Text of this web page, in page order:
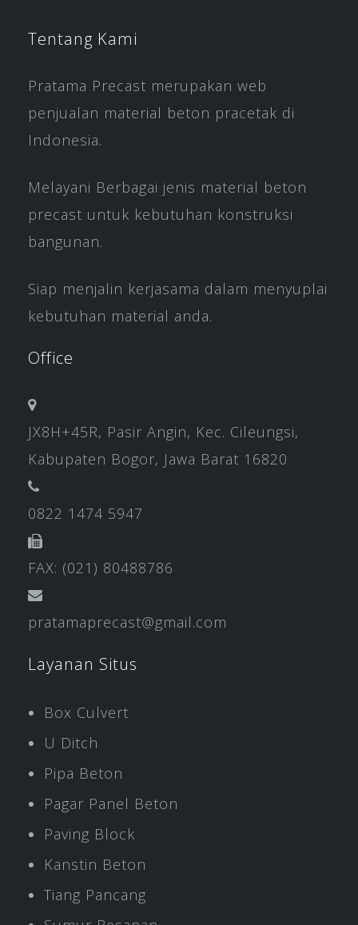
Tentang Kami
Pratama Precast merupakan web
penjualan material beton pracetak di
Indonesia.
Melayani Berbagai jenis material beton
precast untuk kebutuhan konstruksi
bangunan.
Siap menjalin kerjasama dalam menyuplai
kebutuhan material anda.
Office
JX8H+45R, Pasir Angin, Kec. Cileungsi,
Kabupaten Bogor, Jawa Barat 16820
0822 1474 5947
FAX: (021) 80488786
pratamaprecast@gmail.com
Layanan Situs
Box Culvert
U Ditch
Pipa Beton
Pagar Panel Beton
Paving Block
Kanstin Beton
Tiang Pancang